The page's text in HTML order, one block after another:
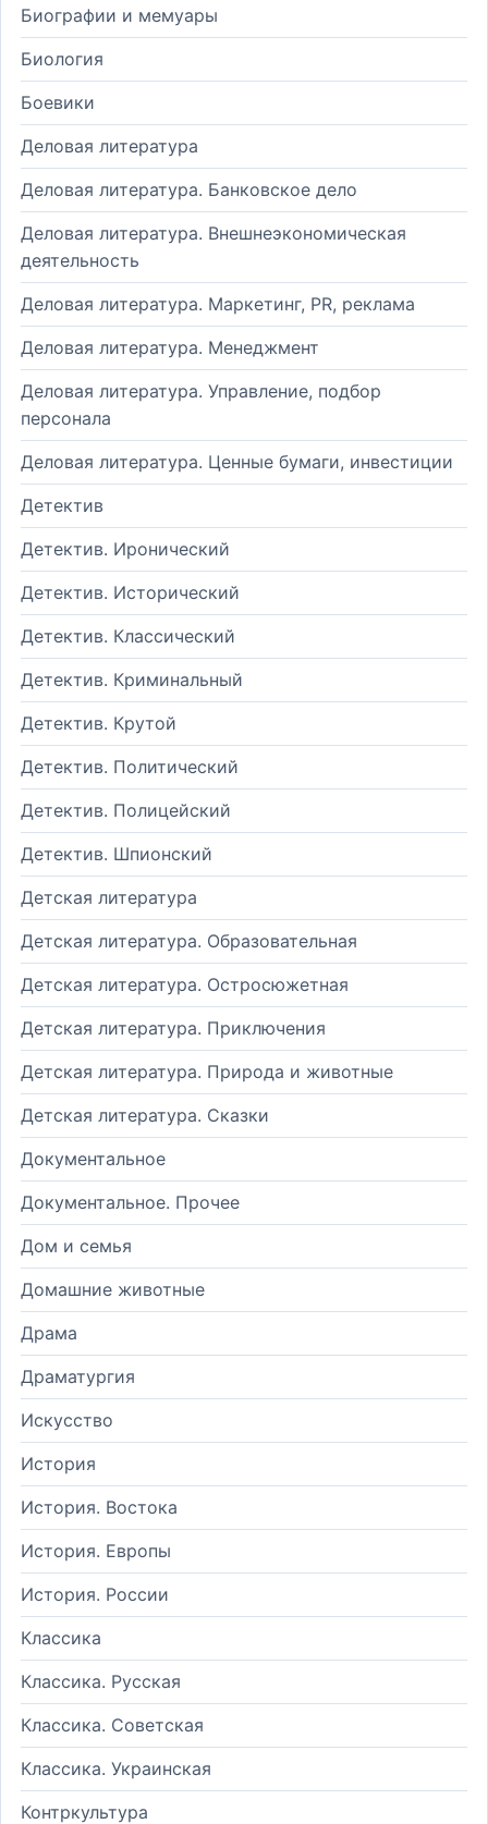
Биографии и мемуары
Биология
Боевики
Деловая литература
Деловая литература. Банковское дело
Деловая литература. Внешнеэкономическая
деятельность
Деловая литература. Маркетинг, PR, реклама
Деловая литература. Менеджмент
Деловая литература. Управление, подбор
персонала
Деловая литература. Ценные бумаги, инвестиции
Детектив
Детектив. Иронический
Детектив. Исторический
Детектив. Классический
Детектив. Криминальный
Детектив. Крутой
Детектив. Политический
Детектив. Полицейский
Детектив. Шпионский
Детская литература
Детская литература. Образовательная
Детская литература. Остросюжетная
Детская литература. Приключения
Детская литература. Природа и животные
Детская литература. Сказки
Документальное
Документальное. Прочее
Дом и семья
Домашние животные
Драма
Драматургия
Искусство
История
История. Востока
История. Европы
История. России
Классика
Классика. Русская
Классика. Советская
Классика. Украинская
Контркультура